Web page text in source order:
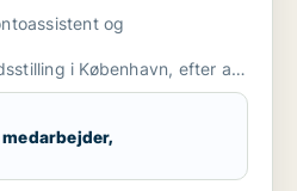
og
i København, efter at
årrække i udlandet.